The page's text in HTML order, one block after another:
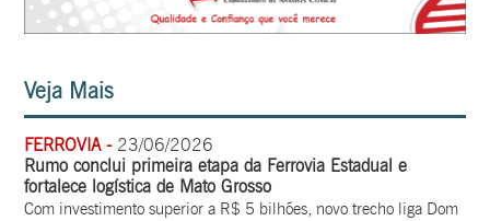
Veja Mais
FERROVIA -23/06/2026
Rumo conclui primeira etapa da Ferrovia Estadual e
fortalece logística de Mato Grosso
Com investimento superior a R$ 5 bilhões, novo trecho liga Dom